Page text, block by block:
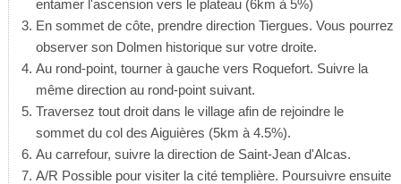
entamer l'ascension vers le plateau (6km à 5%)
En sommet de côte, prendre direction Tiergues. Vous pourrez
observer son Dolmen historique sur votre droite.
Au rond-point, tourner à gauche vers Roquefort. Suivre la
même direction au rond-point suivant.
Traversez tout droit dans le village afin de rejoindre le
sommet du col des Aiguières (5km à 4.5%).
Au carrefour, suivre la direction de Saint-Jean d'Alcas.
A/R Possible pour visiter la cité templière. Poursuivre ensuite